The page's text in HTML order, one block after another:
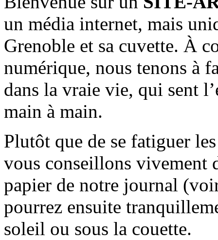
un média internet, mais
Grenoble et sa cuvette. À
numérique, nous tenons à
dans la vraie vie, qui sent
main à main.
Plutôt que de se fatiguer
vous conseillons vivement
papier de notre journal
pourrez ensuite
soleil ou sous la couette.